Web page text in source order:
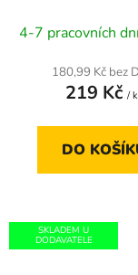
4-7 pracovních
180,99 Kč bez
219 Kč /
DO
SKLADEM U
DODAVATELE